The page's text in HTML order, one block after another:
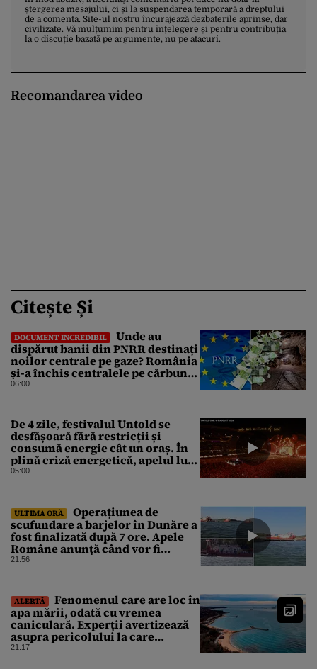
ștergerea mesajului, ci și la suspendarea temporară a dreptului
de a comenta. Site-ul nostru încurajează dezbaterile aprinse, dar
civilizate. Vă mulțumim pentru înțelegere și pentru contribuția
la o discuție bazată pe argumente, nu pe atacuri.
Recomandarea video
Citește Și
DOCUMENT INCREDIBIL
Unde au
dispărut banii din PNRR destinați
noilor centrale pe gaze? România
și-a închis centralele pe cărbune
în ritm galopant, dar nu a pus
06:00
De 4 zile, festivalul Untold se
desfășoară fără restricții și
consumă energie cât un oraș. În
plină criză energetică, apelul lui
Bolojan de economisire a
partid, Emil Boc
05:00
ULTIMA ORĂ
Operațiunea de
scufundare a barjelor în Dunăre a
fost finalizată după 7 ore. Apele
Române anunță când vor fi
simțite efectele
21:56
ALERTĂ
Fenomenul care are loc în
apa mării, odată cu vremea
caniculară. Experții avertizează
asupra pericolului la care
oamenii pot fi expuși
21:17